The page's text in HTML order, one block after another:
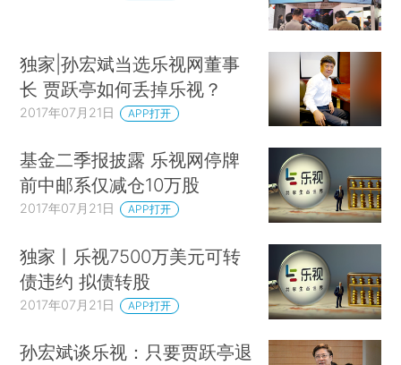
独家|孙宏斌当选乐视网董事
长 贾跃亭如何丢掉乐视？
2017年07月21日 APP打开
基金二季报披露 乐视网停牌
前中邮系仅减仓10万股
2017年07月21日 APP打开
独家丨乐视7500万美元可转
债违约 拟债转股
2017年07月21日 APP打开
孙宏斌谈乐视：只要贾跃亭退